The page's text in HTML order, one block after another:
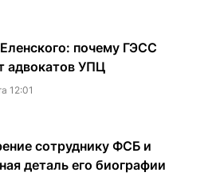
почему ГЭСС
адвокатов УПЦ
12:01
сотруднику ФСБ и
деталь его биографии